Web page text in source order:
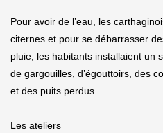
Pour avoir de l’eau, les
citernes et pour se débarrasser
pluie, les habitants installaient un
de gargouilles, d’égouttoirs, des
et des puits perdus
Les ateliers